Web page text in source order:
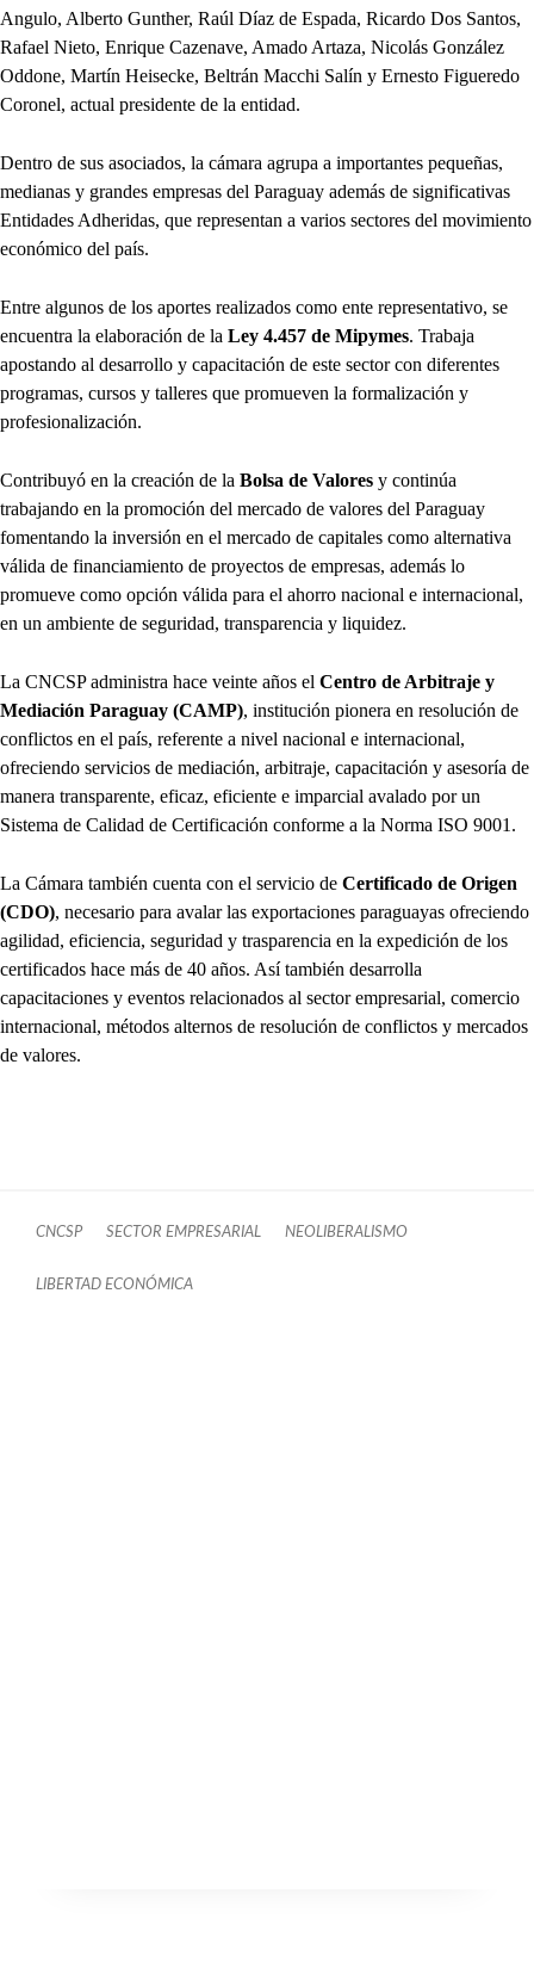
Angulo, Alberto Gunther, Raúl Díaz de Espada, Ricardo Dos Santos,
Rafael Nieto, Enrique Cazenave, Amado Artaza, Nicolás González
Oddone, Martín Heisecke, Beltrán Macchi Salín y Ernesto Figueredo
Coronel, actual presidente de la entidad.
Dentro de sus asociados, la cámara agrupa a importantes pequeñas,
medianas y grandes empresas del Paraguay además de significativas
Entidades Adheridas, que representan a varios sectores del movimiento
económico del país.
Entre algunos de los aportes realizados como ente representativo, se
encuentra la elaboración de la Ley 4.457 de Mipymes. Trabaja
apostando al desarrollo y capacitación de este sector con diferentes
programas, cursos y talleres que promueven la formalización y
profesionalización.
Contribuyó en la creación de la Bolsa de Valores y continúa
trabajando en la promoción del mercado de valores del Paraguay
fomentando la inversión en el mercado de capitales como alternativa
válida de financiamiento de proyectos de empresas, además lo
promueve como opción válida para el ahorro nacional e internacional,
en un ambiente de seguridad, transparencia y liquidez.
La CNCSP administra hace veinte años el Centro de Arbitraje y
Mediación Paraguay (CAMP), institución pionera en resolución de
conflictos en el país, referente a nivel nacional e internacional,
ofreciendo servicios de mediación, arbitraje, capacitación y asesoría de
manera transparente, eficaz, eficiente e imparcial avalado por un
Sistema de Calidad de Certificación conforme a la Norma ISO 9001.
La Cámara también cuenta con el servicio de Certificado de Origen
(CDO), necesario para avalar las exportaciones paraguayas ofreciendo
agilidad, eficiencia, seguridad y trasparencia en la expedición de los
certificados hace más de 40 años. Así también desarrolla
capacitaciones y eventos relacionados al sector empresarial, comercio
internacional, métodos alternos de resolución de conflictos y mercados
de valores.
CNCSP SECTOR EMPRESARIAL NEOLIBERALISMO
LIBERTAD ECONÓMICA